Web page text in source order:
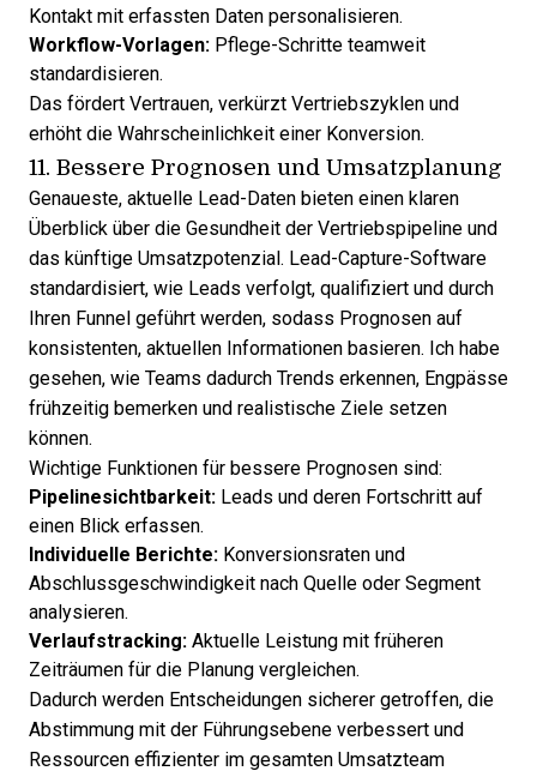
Kontakt mit erfassten Daten personalisieren.
Workflow-Vorlagen: Pflege-Schritte teamweit
standardisieren.
Das fördert Vertrauen, verkürzt Vertriebszyklen und
erhöht die Wahrscheinlichkeit einer Konversion.
11. Bessere Prognosen und Umsatzplanung
Genaueste, aktuelle Lead-Daten bieten einen klaren
Überblick über die Gesundheit der Vertriebspipeline und
das künftige Umsatzpotenzial. Lead-Capture-Software
standardisiert, wie Leads verfolgt, qualifiziert und durch
Ihren Funnel geführt werden, sodass Prognosen auf
konsistenten, aktuellen Informationen basieren. Ich habe
gesehen, wie Teams dadurch Trends erkennen, Engpässe
frühzeitig bemerken und realistische Ziele setzen
können.
Wichtige Funktionen für bessere Prognosen sind:
Pipelinesichtbarkeit: Leads und deren Fortschritt auf
einen Blick erfassen.
Individuelle Berichte: Konversionsraten und
Abschlussgeschwindigkeit nach Quelle oder Segment
analysieren.
Verlaufstracking: Aktuelle Leistung mit früheren
Zeiträumen für die Planung vergleichen.
Dadurch werden Entscheidungen sicherer getroffen, die
Abstimmung mit der Führungsebene verbessert und
Ressourcen effizienter im gesamten Umsatzteam